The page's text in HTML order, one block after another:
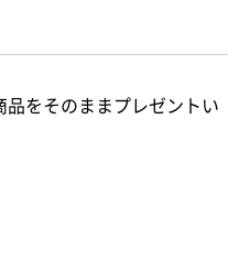
をそのままプレゼントい